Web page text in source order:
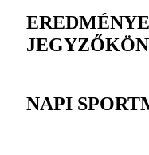
NAPI